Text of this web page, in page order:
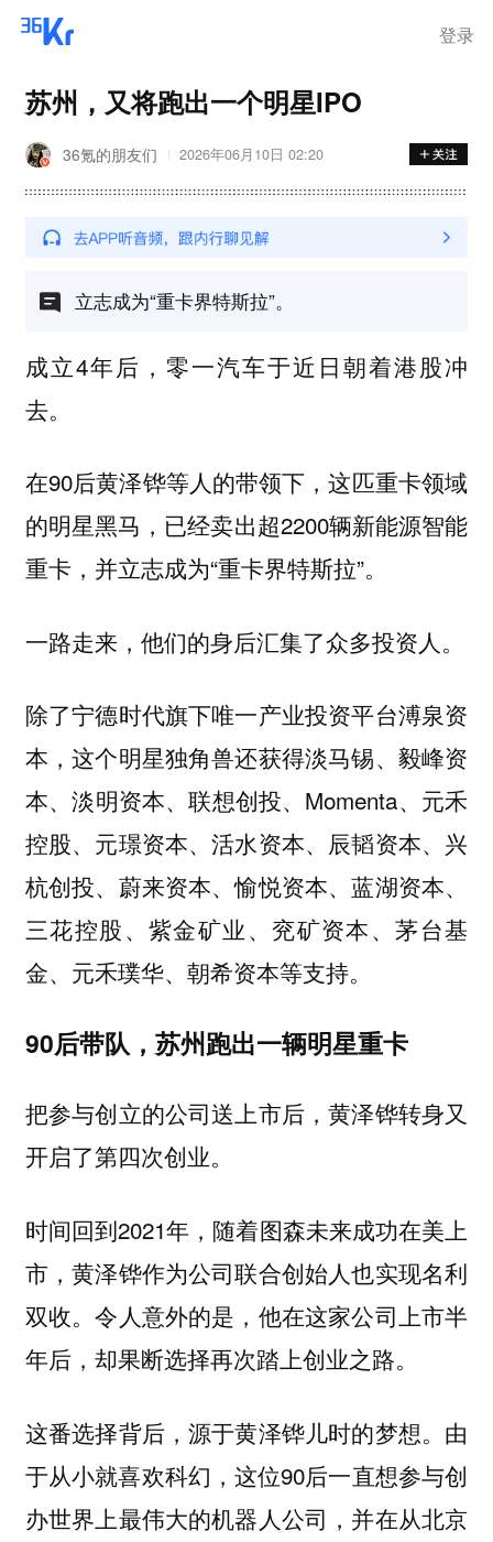
登录
苏州，又将跑出一个明星IPO
36氪的朋友们 2026年06月10日 02:20
立志成为“重卡界特斯拉”。
成立4年后，零一汽车于近日朝着港股冲
去。
在90后黄泽铧等人的带领下，这匹重卡领域
的明星黑马，已经卖出超2200辆新能源智能
重卡，并立志成为“重卡界特斯拉”。
一路走来，他们的身后汇集了众多投资人。
除了宁德时代旗下唯一产业投资平台溥泉资
本，这个明星独角兽还获得淡马锡、毅峰资
本、淡明资本、联想创投、Momenta、元禾
控股、元璟资本、活水资本、辰韬资本、兴
杭创投、蔚来资本、愉悦资本、蓝湖资本、
三花控股、紫金矿业、兖矿资本、茅台基
金、元禾璞华、朝希资本等支持。
90后带队，苏州跑出一辆明星重卡
把参与创立的公司送上市后，黄泽铧转身又
开启了第四次创业。
时间回到2021年，随着图森未来成功在美上
市，黄泽铧作为公司联合创始人也实现名利
双收。令人意外的是，他在这家公司上市半
年后，却果断选择再次踏上创业之路。
这番选择背后，源于黄泽铧儿时的梦想。由
于从小就喜欢科幻，这位90后一直想参与创
办世界上最伟大的机器人公司，并在从北京